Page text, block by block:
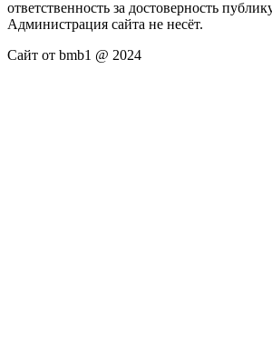
ответственность за достоверность
Администрация сайта не несёт.
Сайт от bmb1 @ 2024